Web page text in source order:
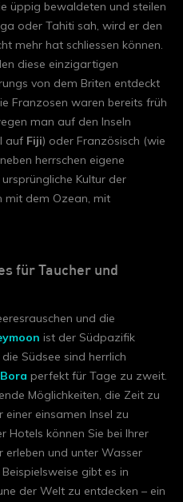
üppig bewaldeten und steilen
oder Tahiti sah, wird er den
mehr hat schliessen können.
diese einzigartigen
von dem Briten entdeckt
Franzosen waren bereits früh
man auf den Inseln
auf Fiji) oder Französisch (wie
herrschen eigene
Kultur der
mit dem Ozean, mit
für Taucher und
und die
ist der Südpazifik
Südsee sind herrlich
perfekt für Tage zu zweit.
Möglichkeiten, die Zeit zu
einsamen Insel zu
Hotels können Sie bei Ihrer
erleben und unter Wasser
gibt es in
der Welt zu entdecken – ein